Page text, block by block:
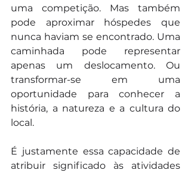
uma competição. Mas também
pode aproximar hóspedes que
nunca haviam se encontrado. Uma
caminhada pode representar
apenas um deslocamento. Ou
transformar-se em uma
oportunidade para conhecer a
história, a natureza e a cultura do
local.
É justamente essa capacidade de
atribuir significado às atividades